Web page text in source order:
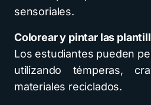
sensoriales.
Colorear y pintar las
Los estudiantes pueden
utilizando témperas,
materiales reciclados.